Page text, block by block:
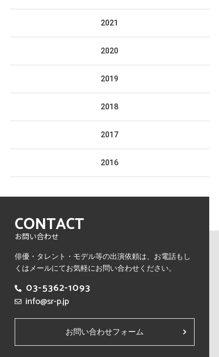
2021
2020
2019
2018
2017
2016
CONTACT
お問い合わせ
俳優・タレント・モデル等の出演依頼は、 お電話もし
くはメールにてお気軽にお問い合わせください。
03-5362-1093
info@sr-p.jp
お問い合わせフォーム